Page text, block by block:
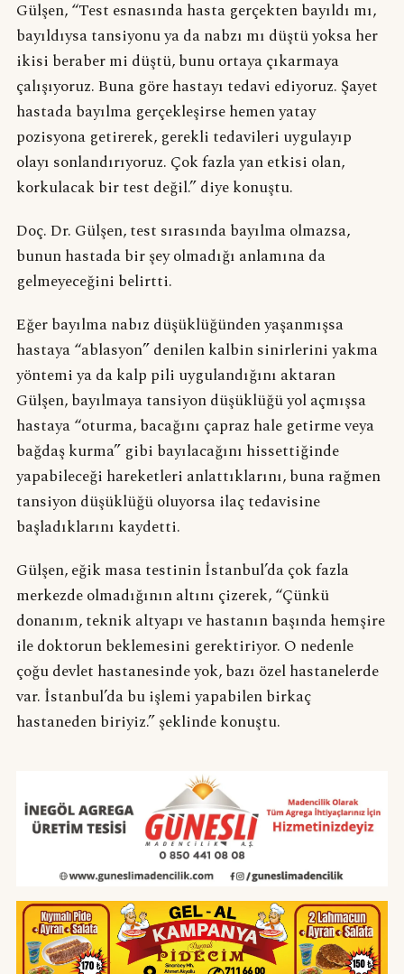
Gülşen, “Test esnasında hasta gerçekten bayıldı mı,
bayıldıysa tansiyonu ya da nabzı mı düştü yoksa her
ikisi beraber mi düştü, bunu ortaya çıkarmaya
çalışıyoruz. Buna göre hastayı tedavi ediyoruz. Şayet
hastada bayılma gerçekleşirse hemen yatay
pozisyona getirerek, gerekli tedavileri uygulayıp
olayı sonlandırıyoruz. Çok fazla yan etkisi olan,
korkulacak bir test değil.” diye konuştu.
Doç. Dr. Gülşen, test sırasında bayılma olmazsa,
bunun hastada bir şey olmadığı anlamına da
gelmeyeceğini belirtti.
Eğer bayılma nabız düşüklüğünden yaşanmışsa
hastaya “ablasyon” denilen kalbin sinirlerini yakma
yöntemi ya da kalp pili uygulandığını aktaran
Gülşen, bayılmaya tansiyon düşüklüğü yol açmışsa
hastaya “oturma, bacağını çapraz hale getirme veya
bağdaş kurma” gibi bayılacağını hissettiğinde
yapabileceği hareketleri anlattıklarını, buna rağmen
tansiyon düşüklüğü oluyorsa ilaç tedavisine
başladıklarını kaydetti.
Gülşen, eğik masa testinin İstanbul’da çok fazla
merkezde olmadığının altını çizerek, “Çünkü
donanım, teknik altyapı ve hastanın başında hemşire
ile doktorun beklemesini gerektiriyor. O nedenle
çoğu devlet hastanesinde yok, bazı özel hastanelerde
var. İstanbul’da bu işlemi yapabilen birkaç
hastaneden biriyiz.” şeklinde konuştu.